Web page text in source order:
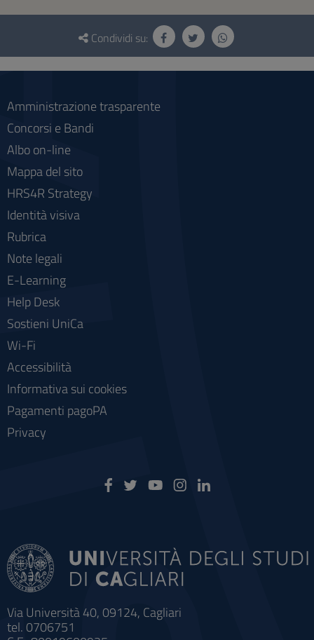
Questionario
social
Condividi su:
Via Università 40, 09124, Cagliari
tel. 0706751
Amministrazione trasparente
Concorsi e Bandi
Albo on-line
Mappa del sito
HRS4R Strategy
Identità visiva
Rubrica
Note legali
E-Learning
Help Desk
Sostieni UniCa
Wi-Fi
Accessibilità
Informativa sui cookies
Pagamenti pagoPA
Privacy